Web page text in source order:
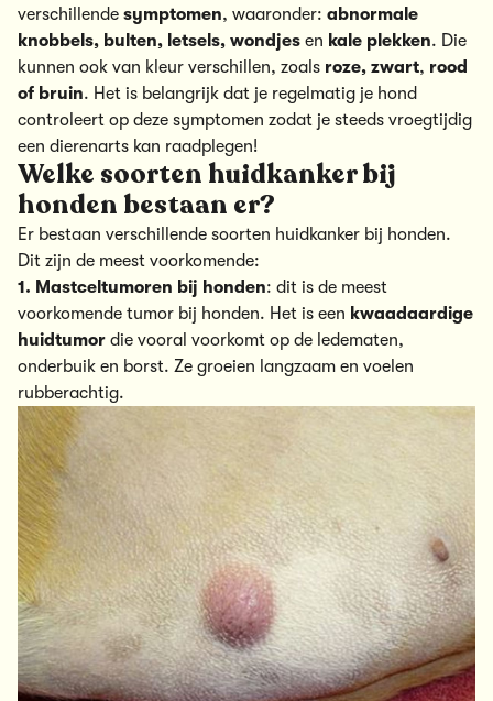
verschillende symptomen, waaronder: abnormale
knobbels, bulten, letsels, wondjes en kale plekken. Die
kunnen ook van kleur verschillen, zoals roze, zwart, rood
of bruin. Het is belangrijk dat je regelmatig je hond
controleert op deze symptomen zodat je steeds vroegtijdig
een dierenarts kan raadplegen!
Welke soorten huidkanker bij
honden bestaan er?
Er bestaan verschillende soorten huidkanker bij honden.
Dit zijn de meest voorkomende:
1. Mastceltumoren bij honden: dit is de meest
voorkomende tumor bij honden. Het is een kwaadaardige
huidtumor die vooral voorkomt op de ledematen,
onderbuik en borst. Ze groeien langzaam en voelen
rubberachtig.